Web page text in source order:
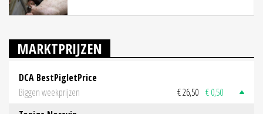
MARKTPRIJZEN
DCA BestPigletPrice
Biggen weekprijzen
€ 26,50 € 0,50